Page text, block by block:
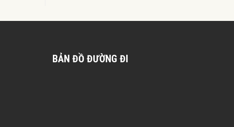
BẢN ĐỒ ĐƯỜNG ĐI